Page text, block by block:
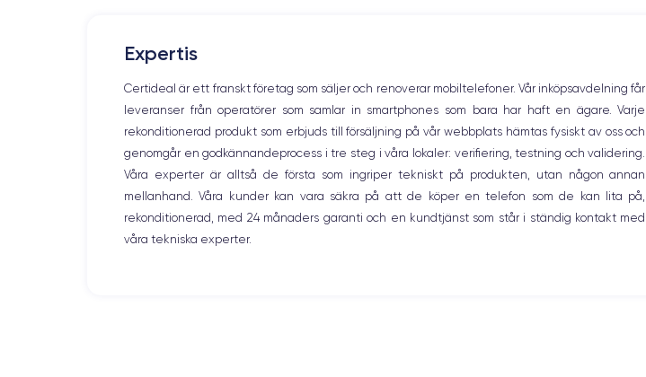
Expertis
Certideal är ett franskt företag som säljer och renoverar mobiltelefoner. Vår inköpsavdelning får
leveranser från operatörer som samlar in smartphones som bara har haft en ägare. Varje
rekonditionerad produkt som erbjuds till försäljning på vår webbplats hämtas fysiskt av oss och
genomgår en godkännandeprocess i tre steg i våra lokaler: verifiering, testning och validering.
Våra experter är alltså de första som ingriper tekniskt på produkten, utan någon annan
mellanhand. Våra kunder kan vara säkra på att de köper en telefon som de kan lita på,
rekonditionerad, med 24 månaders garanti och en kundtjänst som står i ständig kontakt med
våra tekniska experter.